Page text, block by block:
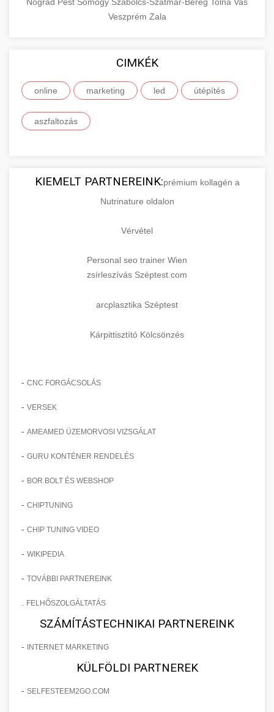
Veszprém Zala
CIMKÉK
online marketing led útépítés
aszfaltozás
KIEMELT PARTNEREINK:prémium kollagén a
Nutrinature oldalon
Vérvétel
Personal seo trainer Wien
zsírleszívás Széptest.com
arcplasztika Széptest
Kárpittisztító Kölcsönzés
- CNC FORGÁCSOLÁS
- VERSEK
- AMEAMED ÜZEMORVOSI VIZSGÁLAT
- GURU KONTÉNER RENDELÉS
- BOR BOLT ÉS WEBSHOP
- CHIPTUNING
- CHIP TUNING VIDEO
- WIKIPEDIA
- TOVÁBBI PARTNEREINK
FELHŐSZOLGÁLTATÁS
SZÁMÍTÁSTECHNIKAI PARTNEREINK
- INTERNET MARKETING
KÜLFÖLDI PARTNEREK
- SELFESTEEM2GO.COM